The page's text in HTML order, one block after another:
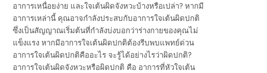
อาการเหนื่อยง่าย และใจเต้นผิดจังหวะบ้างหรือเปล่า? หากมี
อาการเหล่านี้ คุณอาจกำลังประสบกับอาการใจเต้นผิดปกติ
ซึ่งเป็นสัญญาณเริ่มต้นที่กำลังบ่งบอกว่าร่างกายของคุณไม่
แข็งแรง หากมีอาการใจเต้นผิดปกติต้องรีบพบแพทย์ด่วน
อาการใจเต้นผิดปกติคืออะไร จะรู้ได้อย่างไรว่าผิดปกติ?
อาการใจเต้นผิดจังหวะหรือผิดปกติ คือ อาการที่หัวใจเต้น